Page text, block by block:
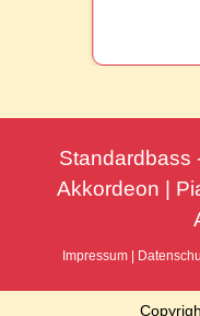
Standardbass
Akkordeon |
Impressum